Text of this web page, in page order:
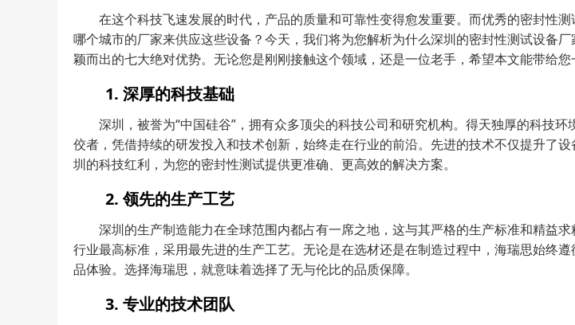
在这个科技飞速发展的时代，产品的质量和可靠性变得愈发重要。而优秀的密封性
哪个城市的厂家来供应这些设备？今天，我们将为您解析为什么深圳的密封性测试设备
颖而出的七大绝对优势。无论您是刚刚接触这个领域，还是一位老手，希望本文能带给您
1. 深厚的科技基础
深圳，被誉为“中国硅谷”，拥有众多顶尖的科技公司和研究机构。得天独厚的科技
佼者，凭借持续的研发投入和技术创新，始终走在行业的前沿。先进的技术不仅提升了
圳的科技红利，为您的密封性测试提供更准确、更高效的解决方案。
2. 领先的生产工艺
深圳的生产制造能力在全球范围内都占有一席之地，这与其严格的生产标准和精益
行业最高标准，采用最先进的生产工艺。无论是在选材还是在制造过程中，海瑞思始终
品体验。选择海瑞思，就意味着选择了无与伦比的品质保障。
3. 专业的技术团队